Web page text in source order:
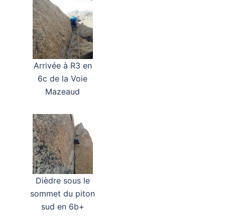
Arrivée à R3 en
6c de la Voie
Mazeaud
Dièdre sous le
sommet du piton
sud en 6b+